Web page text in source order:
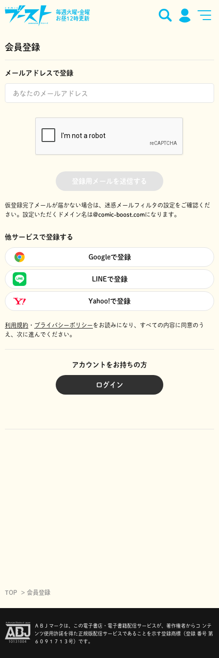
毎週火曜•金曜
お昼12時更新
会員登録
メールアドレスで登録
登録用メールを送信する
仮登録完了メールが届かない場合は、迷惑メールフィルタの設定をご確認くだ
さい。 設定いただくドメイン名は@comic-boost.comになります。
他サービスで登録する
Googleで登録
LINEで登録
Yahoo!で登録
利用規約 ・ プライバシーポリシーをお読みになり、 すべての内容に同意のう
え、次に進んでください。
アカウントをお持ちの方
ログイン
TOP 会員登録
ＡＢＪマークは、この電子書店・電子書籍配信サービスが、著作権者からコ ンテ
ンツ使用許諾を得た正規版配信サービスであることを示す登録商標（登録 番号 第
６０９１７１３号）です。